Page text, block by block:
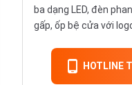
ba dạng LED, đèn
gấp, ốp bệ cửa với
HOTLINE